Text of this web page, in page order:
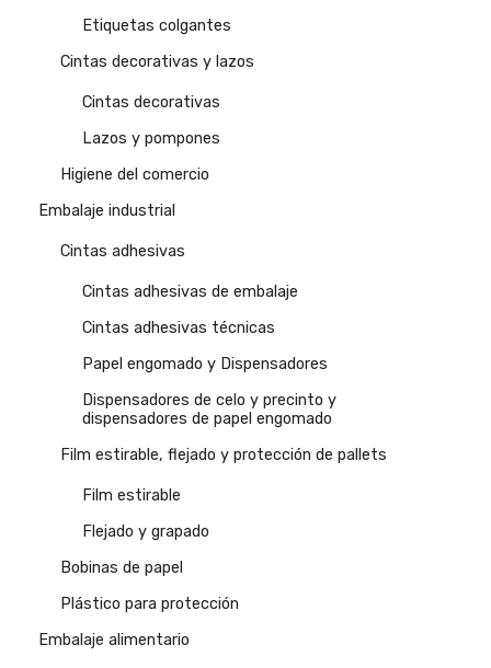
Etiquetas colgantes
Cintas decorativas y lazos
Cintas decorativas
Lazos y pompones
Higiene del comercio
Embalaje industrial
Cintas adhesivas
Cintas adhesivas de embalaje
Cintas adhesivas técnicas
Papel engomado y Dispensadores
Dispensadores de celo y precinto y
dispensadores de papel engomado
Film estirable, flejado y protección de pallets
Film estirable
Flejado y grapado
Bobinas de papel
Plástico para protección
Embalaje alimentario